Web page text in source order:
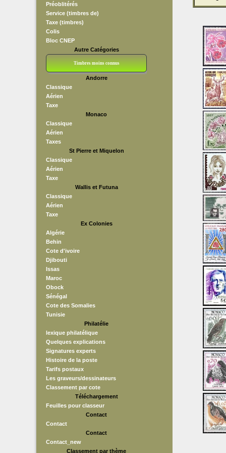
Préoblitérés
Service (timbres de)
Taxe (timbres)
Colis
Bloc CNEP
Autre Catégories
Timbres moins connus
Andorre
Classique
Aérien
Taxe
Monaco
Classique
Aérien
Taxes
St Pierre et Miquelon
Classique
Aérien
Taxe
Wallis et Futuna
Classique
Aérien
Taxe
Ex Colonies
Algérie
Behin
Cote d'ivoire
Djibouti
Issas
Maroc
Obock
Sénégal
Cote des Somalies
Tunisie
Philatélie
lexique philatélique
Quelques explications
Signatures experts
Histoire de la poste
Tarifs postaux
Les graveurs/dessinateurs
Classement par cote
Téléchargement
Feuilles pour classeur
Contact
Contact
Contact
Contact_new
Classement par thème